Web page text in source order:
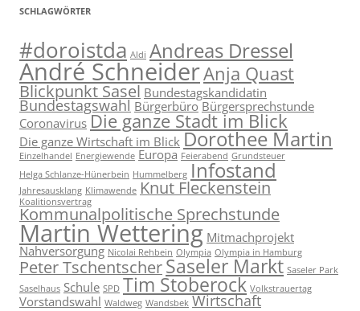
SCHLAGWÖRTER
#doroistda Aldi Andreas Dressel
André SchneiderAnja Quast
Blickpunkt Sasel Bundestagskandidatin
Bundestagswahl Bürgerbüro Bürgersprechstunde
Coronavirus Die ganze Stadt im Blick
Die ganze Wirtschaft im Blick Dorothee Martin
Einzelhandel Energiewende Europa Feierabend Grundsteuer
Helga Schlanze-Hünerbein Hummelberg Infostand
Jahresausklang Klimawende Knut Fleckenstein
Koalitionsvertrag
Kommunalpolitische Sprechstunde
Martin Wettering Mitmachprojekt
Nahversorgung Nicolai Rehbein Olympia Olympia in Hamburg
Peter TschentscherSaseler Markt Saseler Park
Saselhaus Schule SPD Tim Stoberock Volkstrauertag
Vorstandswahl Waldweg Wandsbek Wirtschaft